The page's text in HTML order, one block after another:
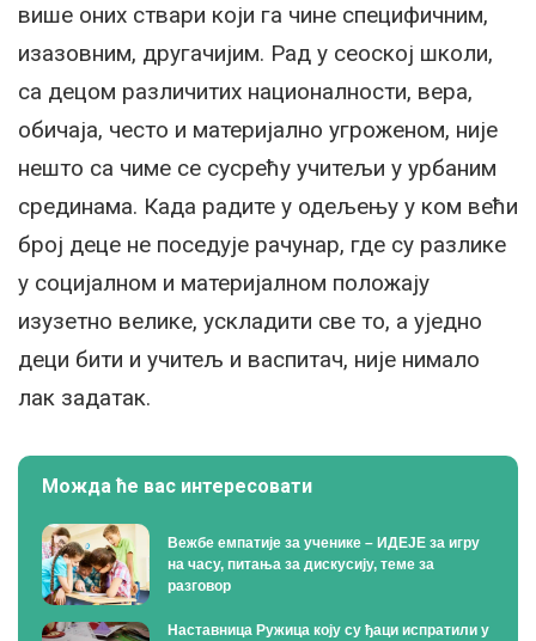
више оних ствари који га чине специфичним,
изазовним, другачијим. Рад у сеоској школи,
са децом различитих националности, вера,
обичаја, често и материјално угроженом, није
нешто са чиме се сусрећу учитељи у урбаним
срединама. Када радите у одељењу у ком већи
број деце не поседује рачунар, где су разлике
у социјалном и материјалном положају
изузетно велике, ускладити све то, а уједно
деци бити и учитељ и васпитач, није нимало
лак задатак.
Можда ће вас интересовати
Вежбе емпатије за ученике – ИДЕЈЕ за игру
на часу, питања за дискусију, теме за
разговор
Наставница Ружица коју су ђаци испратили у